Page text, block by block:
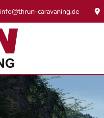
info@thrun-caravaning.de